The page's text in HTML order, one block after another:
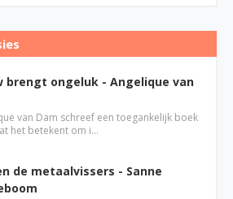
brengt ongeluk - Angelique van
van Dam schreef een toegankelijk boek
het betekent om i…
de metaalvissers - Sanne